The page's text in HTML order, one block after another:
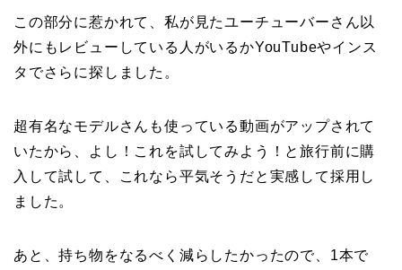
この部分に惹かれて、私が見たユーチューバーさん以
外にもレビューしている人がいるかYouTubeやインス
タでさらに探しました。
超有名なモデルさんも使っている動画がアップされて
いたから、よし！これを試してみよう！と旅行前に購
入して試して、これなら平気そうだと実感して採用し
ました。
あと、持ち物をなるべく減らしたかったので、1本で